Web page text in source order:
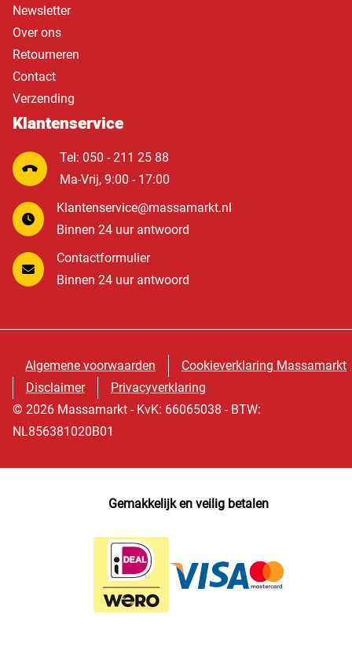
Newsletter
Over ons
Retourneren
Contact
Verzending
Klantenservice
Tel: 050 - 211 25 88
Ma-Vrij, 9:00 - 17:00
Klantenservice@massamarkt.nl
Binnen 24 uur antwoord
Contactformulier
Binnen 24 uur antwoord
Algemene voorwaarden
Cookieverklaring Massamarkt
Disclaimer
Privacyverklaring
© 2026 Massamarkt - KvK: 66065038 - BTW:
NL856381020B01
Gemakkelijk en veilig betalen